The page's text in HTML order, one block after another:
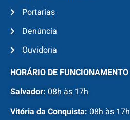
Portarias
Denúncia
Ouvidoria
HORÁRIO DE FUNCIONAMENTO
Salvador: 08h às 17h
Vitória da Conquista: 08h às 17h